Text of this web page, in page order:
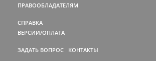
ПРАВООБЛАДАТЕЛЯМ
СПРАВКА
ВЕРСИИ/ОПЛАТА
ЗАДАТЬ ВОПРОС КОНТАКТЫ